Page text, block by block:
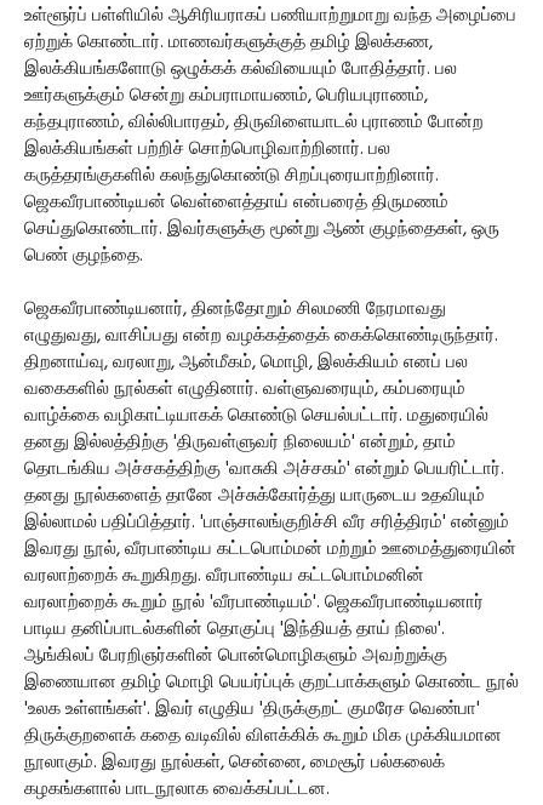
உள்ளூர்ப் பள்ளியில் ஆசிரியராகப் பணியாற்றுமாறு வந்த அழைப்பை
ஏற்றுக் கொண்டார். மாணவர்களுக்குத் தமிழ் இலக்கண,
இலக்கியங்களோடு ஒழுக்கக் கல்வியையும் போதித்தார். பல
ஊர்களுக்கும் சென்று கம்பராமாயணம், பெரியபுராணம்,
கந்தபுராணம், வில்லிபாரதம், திருவிளையாடல் புராணம் போன்ற
இலக்கியங்கள் பற்றிச் சொற்பொழிவாற்றினார். பல
கருத்தரங்குகளில் கலந்துகொண்டு சிறப்புரையாற்றினார்.
ஜெகவீரபாண்டியன் வெள்ளைத்தாய் என்பரைத் திருமணம்
செய்துகொண்டார். இவர்களுக்கு மூன்று ஆண் குழந்தைகள், ஒரு
பெண் குழந்தை.
ஜெகவீரபாண்டியனார், தினந்தோறும் சிலமணி நேரமாவது
எழுதுவது, வாசிப்பது என்ற வழக்கத்தைக் கைக்கொண்டிருந்தார்.
திறனாய்வு, வரலாறு, ஆன்மீகம், மொழி, இலக்கியம் எனப் பல
வகைகளில் நூல்கள் எழுதினார். வள்ளுவரையும், கம்பரையும்
வாழ்க்கை வழிகாட்டியாகக் கொண்டு செயல்பட்டார். மதுரையில்
தனது இல்லத்திற்கு 'திருவள்ளுவர் நிலையம்' என்றும், தாம்
தொடங்கிய அச்சகத்திற்கு 'வாசுகி அச்சகம்' என்றும் பெயரிட்டார்.
தனது நூல்களைத் தானே அச்சுக்கோர்த்து யாருடைய உதவியும்
இல்லாமல் பதிப்பித்தார். 'பாஞ்சாலங்குறிச்சி வீர சரித்திரம்' என்னும்
இவரது நூல், வீரபாண்டிய கட்டபொம்மன் மற்றும் ஊமைத்துரையின்
வரலாற்றைக் கூறுகிறது. வீரபாண்டிய கட்டபொம்மனின்
வரலாற்றைக் கூறும் நூல் 'வீரபாண்டியம்'. ஜெகவீரபாண்டியனார்
பாடிய தனிப்பாடல்களின் தொகுப்பு 'இந்தியத் தாய் நிலை'.
ஆங்கிலப் பேரறிஞர்களின் பொன்மொழிகளும் அவற்றுக்கு
இணையான தமிழ் மொழி பெயர்ப்புக் குறட்பாக்களும் கொண்ட நூல்
'உலக உள்ளங்கள்'. இவர் எழுதிய 'திருக்குறட் குமரேச வெண்பா'
திருக்குறளைக் கதை வடிவில் விளக்கிக் கூறும் மிக முக்கியமான
நூலாகும். இவரது நூல்கள், சென்னை, மைசூர் பல்கலைக்
கழகங்களால் பாடநூலாக வைக்கப்பட்டன.